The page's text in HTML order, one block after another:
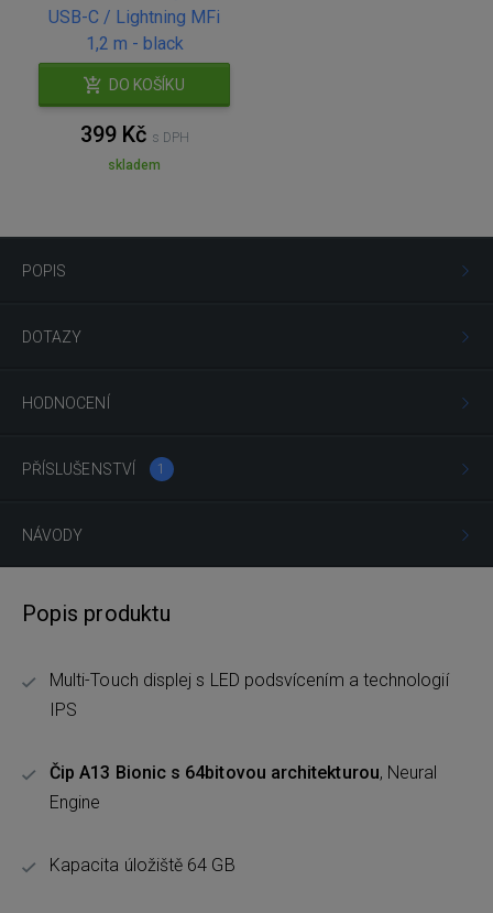
USB-C / Lightning MFi
1,2 m - black
DO KOŠÍKU
399 Kč s DPH
skladem
POPIS
DOTAZY
HODNOCENÍ
PŘÍSLUŠENSTVÍ 1
NÁVODY
Popis produktu
Multi-Touch displej s LED podsvícením a technologií
IPS
Čip A13 Bionic s 64bitovou architekturou, Neural
Engine
Kapacita úložiště 64 GB